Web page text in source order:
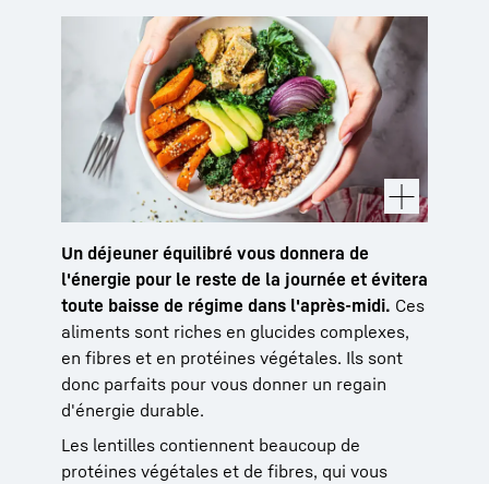
Un déjeuner équilibré vous donnera de
l'énergie pour le reste de la journée et évitera
toute baisse de régime dans l'après-midi. Ces
aliments sont riches en glucides complexes,
en fibres et en protéines végétales. Ils sont
donc parfaits pour vous donner un regain
d'énergie durable.
Les lentilles contiennent beaucoup de
protéines végétales et de fibres, qui vous